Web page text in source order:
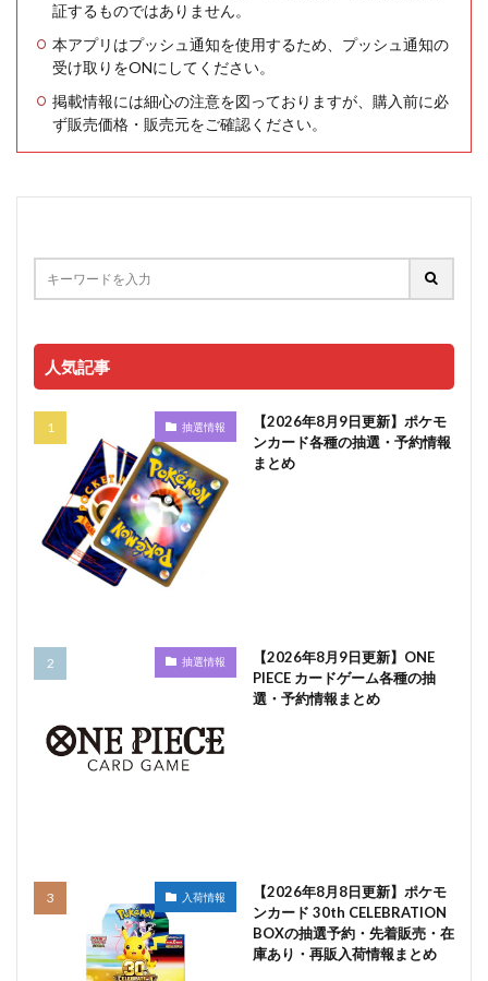
証するものではありません。
本アプリはプッシュ通知を使用するため、プッシュ通知の
受け取りをONにしてください。
掲載情報には細心の注意を図っておりますが、購入前に必
ず販売価格・販売元をご確認ください。
人気記事
抽選情報
【2026年8月9日更新】ポケモ
ンカード各種の抽選・予約情報
まとめ
抽選情報
【2026年8月9日更新】ONE
PIECE カードゲーム各種の抽
選・予約情報まとめ
入荷情報
【2026年8月8日更新】ポケモ
ンカード 30th CELEBRATION
BOXの抽選予約・先着販売・在
庫あり・再販入荷情報まとめ